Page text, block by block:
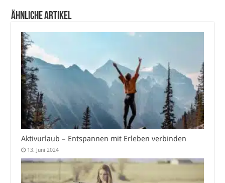
Ähnliche Artikel
Aktivurlaub – Entspannen mit Erleben verbinden
13. Juni 2024